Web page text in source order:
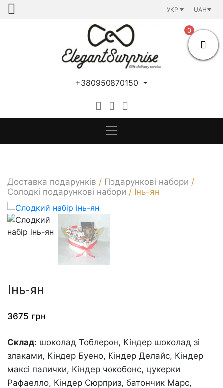
Skip
УКР UAH
+380950870150
Доставка подарунків / Подарункові набори /
Cолодкі подарункові набори / Інь-ян
Інь-ян
3675 грн
Склад: шоколад Тоблерон, Кіндер шоколад зі
злаками, Кіндер Буено, Кіндер Делайс, Кіндер
максі палички, Кіндер чокобонс, цукерки
Рафаелло, Кіндер Сюрприз, батончик Марс,
0